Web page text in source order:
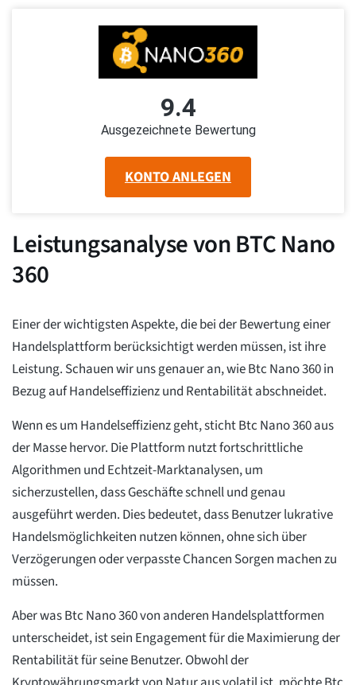
9.4
Ausgezeichnete Bewertung
KONTO ANLEGEN
Leistungsanalyse von BTC Nano
360
Einer der wichtigsten Aspekte, die bei der Bewertung einer
Handelsplattform berücksichtigt werden müssen, ist ihre
Leistung. Schauen wir uns genauer an, wie Btc Nano 360 in
Bezug auf Handelseffizienz und Rentabilität abschneidet.
Wenn es um Handelseffizienz geht, sticht Btc Nano 360 aus
der Masse hervor. Die Plattform nutzt fortschrittliche
Algorithmen und Echtzeit-Marktanalysen, um
sicherzustellen, dass Geschäfte schnell und genau
ausgeführt werden. Dies bedeutet, dass Benutzer lukrative
Handelsmöglichkeiten nutzen können, ohne sich über
Verzögerungen oder verpasste Chancen Sorgen machen zu
müssen.
Aber was Btc Nano 360 von anderen Handelsplattformen
unterscheidet, ist sein Engagement für die Maximierung der
Rentabilität für seine Benutzer. Obwohl der